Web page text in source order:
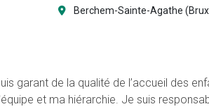
Berchem-Sainte-Agathe
garant de la qualité de l’accueil des
et ma hiérarchie. Je suis